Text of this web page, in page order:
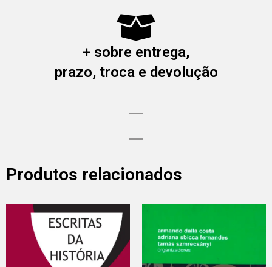
+ sobre entrega,
prazo, troca e devolução
Produtos relacionados